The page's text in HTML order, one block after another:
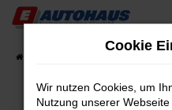
Zum
springen
Cookie
Wir nutzen Cookies, um
Nutzung unserer